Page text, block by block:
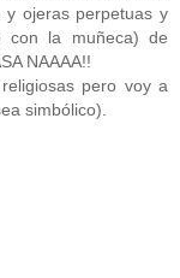
y ojeras perpetuas y
con la muñeca) de
NAAAA!!
pero voy a
simbólico).